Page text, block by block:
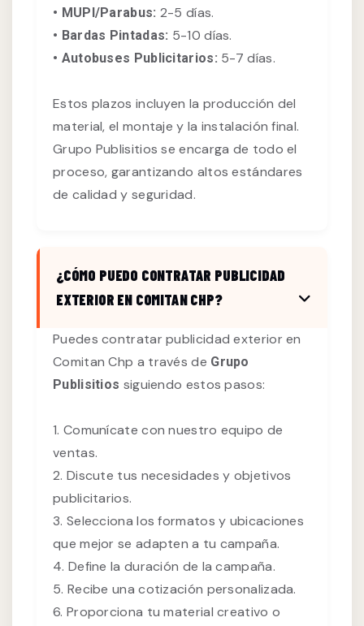
• MUPI/Parabus: 2-5 días.
• Bardas Pintadas: 5-10 días.
• Autobuses Publicitarios: 5-7 días.
Estos plazos incluyen la producción del
material, el montaje y la instalación final.
Grupo Publisitios se encarga de todo el
proceso, garantizando altos estándares
de calidad y seguridad.
¿CÓMO PUEDO CONTRATAR PUBLICIDAD
EXTERIOR EN COMITAN CHP?
Puedes contratar publicidad exterior en
Comitan Chp a través de Grupo
Publisitios siguiendo estos pasos:
1. Comunícate con nuestro equipo de
ventas.
2. Discute tus necesidades y objetivos
publicitarios.
3. Selecciona los formatos y ubicaciones
que mejor se adapten a tu campaña.
4. Define la duración de la campaña.
5. Recibe una cotización personalizada.
6. Proporciona tu material creativo o